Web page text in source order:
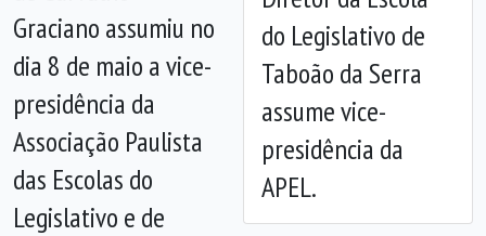
do Legislativo de
Taboão da Serra
assume vice-
presidência da
APEL.
Anterior
Graciano assumiu no
dia 8 de maio a vice-
presidência da
Associação Paulista
das Escolas do
Legislativo e de